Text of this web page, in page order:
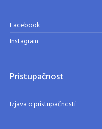
Facebook
Instagram
Pristupačnost
Izjava o pristupačnosti